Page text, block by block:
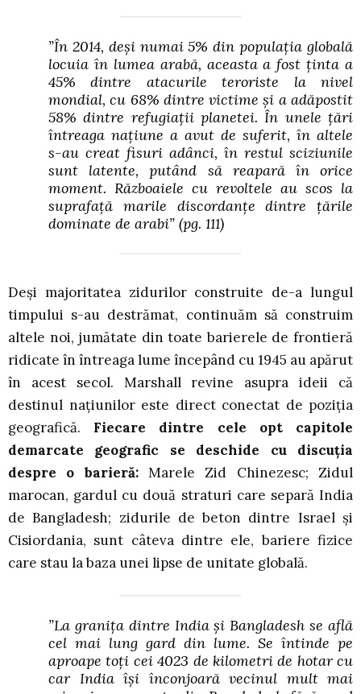
”În 2014, deși numai 5% din populația globală
locuia în lumea arabă, aceasta a fost ținta a
45% dintre atacurile teroriste la nivel
mondial, cu 68% dintre victime și a adăpostit
58% dintre refugiații planetei. În unele țări
întreaga națiune a avut de suferit, în altele
s-au creat fisuri adânci, în restul sciziunile
sunt latente, putând să reapară în orice
moment. Războaiele cu revoltele au scos la
suprafață marile discordanțe dintre țările
dominate de arabi” (pg. 111)
Deși majoritatea zidurilor construite de-a lungul
timpului s-au destrămat, continuăm să construim
altele noi, jumătate din toate barierele de frontieră
ridicate în întreaga lume începând cu 1945 au apărut
în acest secol. Marshall revine asupra ideii că
destinul națiunilor este direct conectat de poziția
geografică. Fiecare dintre cele opt capitole
demarcate geografic se deschide cu discuția
despre o barieră:Marele Zid Chinezesc; Zidul
marocan, gardul cu două straturi care separă India
de Bangladesh; zidurile de beton dintre Israel și
Cisiordania, sunt câteva dintre ele, bariere fizice
care stau la baza unei lipse de unitate globală.
”La granița dintre India și Bangladesh se află
cel mai lung gard din lume. Se întinde pe
aproape toți cei 4023 de kilometri de hotar cu
car India își înconjoară vecinul mult mai